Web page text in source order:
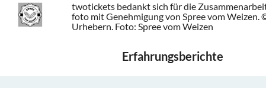
twotickets bedankt sich für die
foto mit Genehmigung von Spree vom Weizen.
Urhebern. Foto: Spree vom Weizen
Erfahrungsberichte